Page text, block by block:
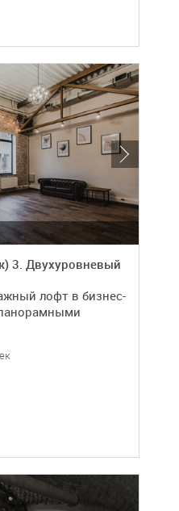
3. Двухуровневый
лофт в бизнес-